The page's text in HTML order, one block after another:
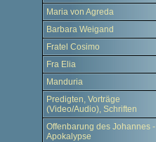
Maria von Agreda
Barbara Weigand
Fratel Cosimo
Fra Elia
Manduria
Predigten, Vorträge
(Video/Audio), Schriften
Offenbarung des Johannes -
Apokalypse